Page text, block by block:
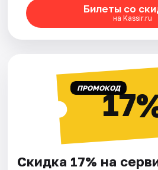
Билеты со
на Kassir.ru
ПРОМОКОД
Скидка 17% на